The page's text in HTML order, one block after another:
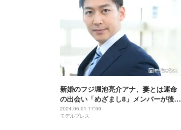
新婚のフジ堀池亮介アナ、妻とは運命
の出会い「めざまし8」メンバーが後押
ししたハワイでのプロポーズ秘話【モ
デルプレスインタビュー】
2024.06.01 17:00
モデルプレス